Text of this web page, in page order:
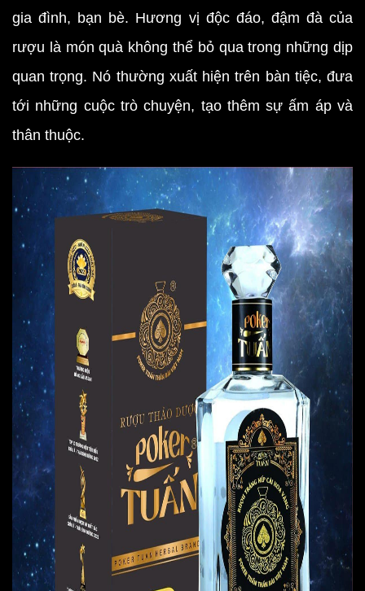
gia đình, bạn bè. Hương vị độc đáo, đậm đà của
rượu là món quà không thể bỏ qua trong những dịp
quan trọng. Nó thường xuất hiện trên bàn tiệc, đưa
tới những cuộc trò chuyện, tạo thêm sự ấm áp và
thân thuộc.